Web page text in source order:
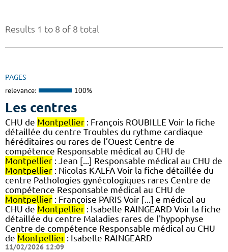
Results 1 to 8 of 8 total
PAGES
relevance: 100%
Les centres
CHU de Montpellier : François ROUBILLE Voir la fiche
détaillée du centre Troubles du rythme cardiaque
héréditaires ou rares de l’Ouest Centre de
compétence Responsable médical au CHU de
Montpellier : Jean [...] Responsable médical au CHU de
Montpellier : Nicolas KALFA Voir la fiche détaillée du
centre Pathologies gynécologiques rares Centre de
compétence Responsable médical au CHU de
Montpellier : Françoise PARIS Voir [...] e médical au
CHU de Montpellier : Isabelle RAINGEARD Voir la fiche
détaillée du centre Maladies rares de l'hypophyse
Centre de compétence Responsable médical au CHU
de Montpellier : Isabelle RAINGEARD
11/02/2026 12:09